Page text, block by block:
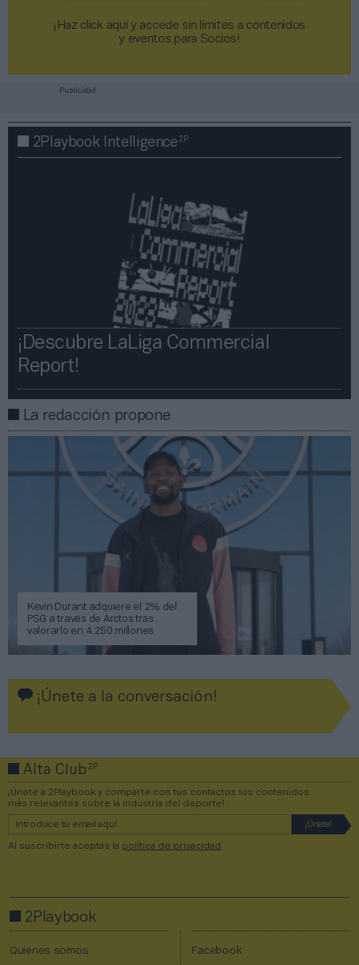
¡Haz click aquí y accede sin límites a contenidos
y eventos para Socios!​​​​​​​
Publicidad
2Playbook Intelligence2P
¡Descubre LaLiga Commercial
Report!​​
La redacción propone
Kevin Durant adquiere el 2% del
PSG a través de Arctos tras
valorarlo en 4.250 millones
¡Únete a la conversación!
Alta Club2P
¡Únete a 2Playbook y comparte con tus contactos los contenidos
más relevantes sobre la industria del deporte!
Al suscribirte aceptas la política de privacidad
2Playbook
Quiénes somos Facebook